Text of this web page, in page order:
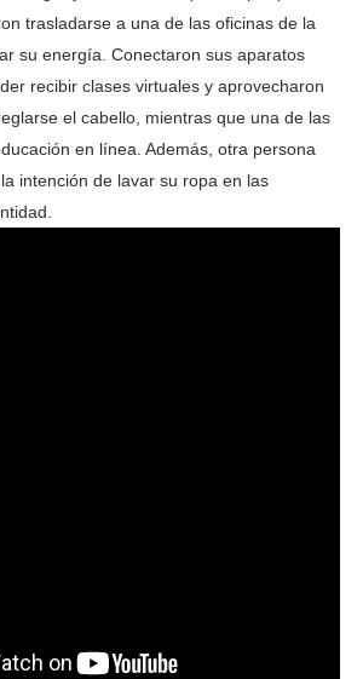
trasladarse a una de las oficinas de la
su energía. Conectaron sus aparatos
recibir clases virtuales y aprovecharon
el cabello, mientras que una de las
en línea. Además, otra persona
intención de lavar su ropa en las